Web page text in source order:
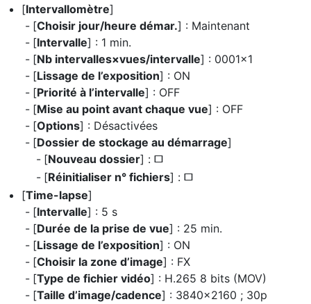
[Intervallomètre]
[Choisir jour/heure démar.] : Maintenant
[Intervalle] : 1 min.
[Nb intervalles×vues/intervalle] : 0001×1
[Lissage de l’exposition] : ON
[Priorité à l’intervalle] : OFF
[Mise au point avant chaque vue] : OFF
[Options] : Désactivées
[Dossier de stockage au démarrage]
[Nouveau dossier] : U
[Réinitialiser n° fichiers] : U
[Time-lapse]
[Intervalle] : 5 s
[Durée de la prise de vue] : 25 min.
[Lissage de l’exposition] : ON
[Choisir la zone d’image] : FX
[Type de fichier vidéo] : H.265 8 bits (MOV)
[Taille d’image/cadence] : 3840×2160 ; 30p